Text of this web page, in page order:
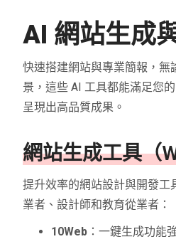
AI 網站生成
快速搭建網站與專業簡報，無
景，這些 AI 工具都能滿足您
呈現出高品質成果。
網站生成工具（
提升效率的網站設計與開發工
業者、設計師和教育從業者：
10Web ：一鍵生成功能